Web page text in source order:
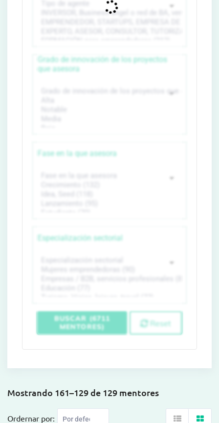
Grado de innovación de los proyectos
que asesora
Fase en la que asesora
Especialización sectorial
BUSCAR (6711
MENTORES)
Reset
Mostrando 161–129 de 129 mentores
Ordernar por: